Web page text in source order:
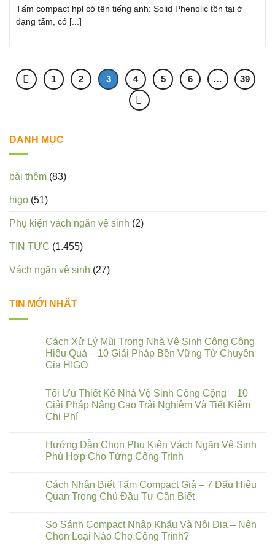
Tấm compact hpl có tên tiếng anh: Solid Phenolic tồn tại ở
dạng tấm, có [...]
1 2 3 4 5 6 … 39
DANH MỤC
bài thêm (83)
higo (51)
Phụ kiện vách ngăn vệ sinh (2)
TIN TỨC (1.455)
Vách ngăn vệ sinh (27)
TIN MỚI NHẤT
Cách Xử Lý Mùi Trong Nhà Vệ Sinh Công Cộng
Hiệu Quả – 10 Giải Pháp Bền Vững Từ Chuyên
Gia HIGO
Tối Ưu Thiết Kế Nhà Vệ Sinh Công Cộng – 10
Giải Pháp Nâng Cao Trải Nghiệm Và Tiết Kiệm
Chi Phí
Hướng Dẫn Chọn Phụ Kiện Vách Ngăn Vệ Sinh
Phù Hợp Cho Từng Công Trình
Cách Nhận Biết Tấm Compact Giả – 7 Dấu Hiệu
Quan Trọng Chủ Đầu Tư Cần Biết
So Sánh Compact Nhập Khẩu Và Nội Địa – Nên
Chọn Loại Nào Cho Công Trình?